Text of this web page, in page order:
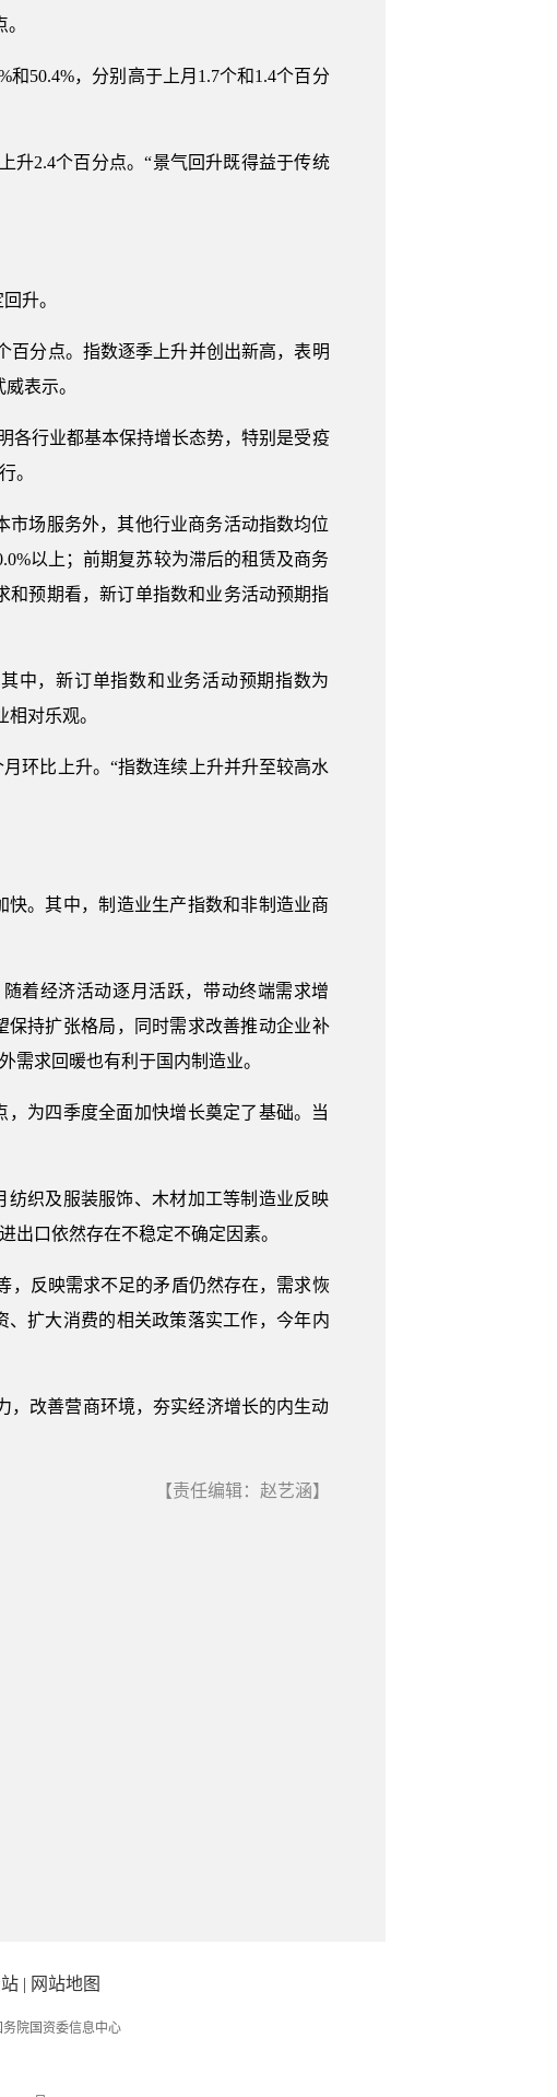
50.4%，分别高于上月1.7个和1.4个百分
升2.4个百分点。“景气回升既得益于传统
升。
百分点。指数逐季上升并创出新高，表明
表示。
各行业都基本保持增长态势，特别是受疫
。
市场服务外，其他行业商务活动指数均位
以上；前期复苏较为滞后的租赁及商务
和预期看，新订单指数和业务活动预期指
中，新订单指数和业务活动预期指数为
对乐观。
环比上升。“指数连续上升并升至较高水
快。其中，制造业生产指数和非制造业商
着经济活动逐月活跃，带动终端需求增
持扩张格局，同时需求改善推动企业补
需求回暖也有利于国内制造业。
为四季度全面加快增长奠定了基础。当
织及服装服饰、木材加工等制造业反映
出口依然存在不稳定不确定因素。
，反映需求不足的矛盾仍然存在，需求恢
扩大消费的相关政策落实工作，今年内
，改善营商环境，夯实经济增长的内生动
【责任编辑：赵艺涵】